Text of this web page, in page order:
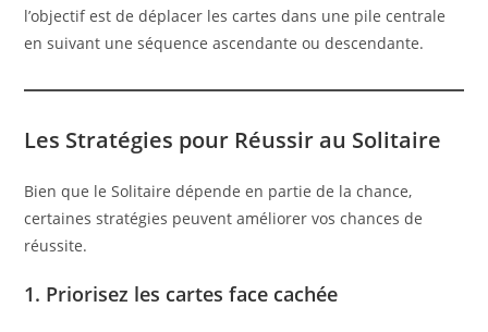
l’objectif est de déplacer les cartes dans une pile centrale
en suivant une séquence ascendante ou descendante.
Les Stratégies pour Réussir au Solitaire
Bien que le Solitaire dépende en partie de la chance,
certaines stratégies peuvent améliorer vos chances de
réussite.
1. Priorisez les cartes face cachée